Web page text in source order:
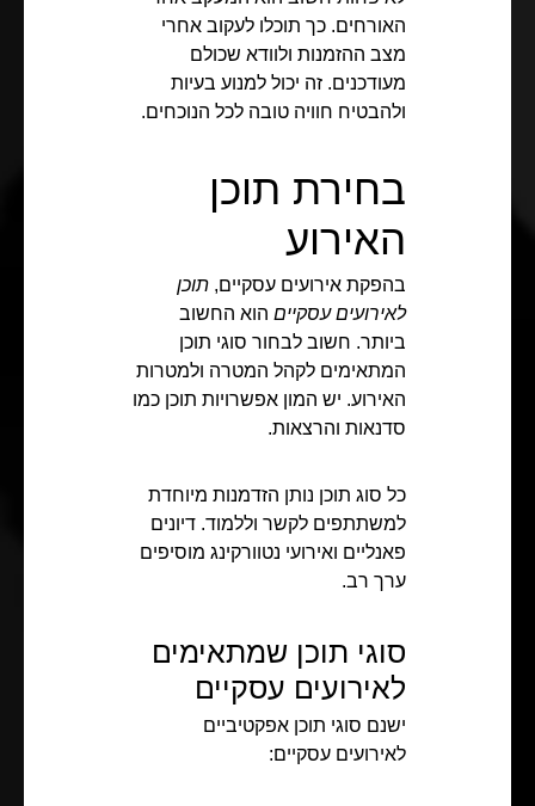
האורחים. כך תוכלו לעקוב אחרי
מצב ההזמנות ולוודא שכולם
מעודכנים. זה יכול למנוע בעיות
ולהבטיח חוויה טובה לכל הנוכחים.
בחירת תוכן
האירוע
בהפקת אירועים עסקיים, תוכן
לאירועים עסקיים הוא החשוב
ביותר. חשוב לבחור סוגי תוכן
המתאימים לקהל המטרה ולמטרות
האירוע. יש המון אפשרויות תוכן כמו
סדנאות והרצאות.
כל סוג תוכן נותן הזדמנות מיוחדת
למשתתפים לקשר וללמוד. דיונים
פאנליים ואירועי נטוורקינג מוסיפים
ערך רב.
סוגי תוכן שמתאימים
לאירועים עסקיים
ישנם סוגי תוכן אפקטיביים
לאירועים עסקיים: